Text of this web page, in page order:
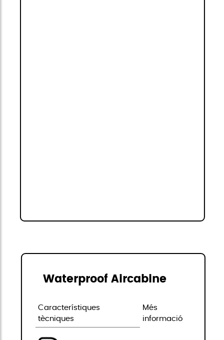
Waterproof Aircabine
Característiques
tècniques
Més
informació